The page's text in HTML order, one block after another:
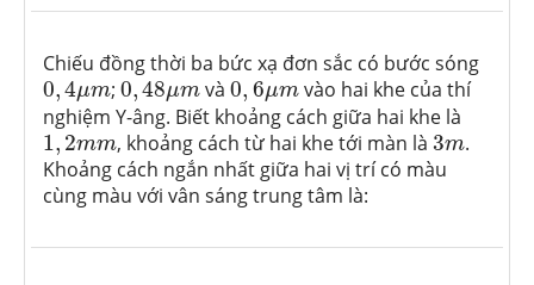
Chiếu đồng thời ba bức xạ đơn sắc có bước sóng
0,4μm
0,4μm;0, 48μm
0,48μmvà0, 6μm
0,6μmvào hai khe của thí
nghiệm Y-âng. Biết khoảng cách giữa hai khe là
1, 2mm
1,2mm, khoảng cách từ hai khe tới màn là3m
3m.
Khoảng cách ngắn nhất giữa hai vị trí có màu
cùng màu với vân sáng trung tâm là: